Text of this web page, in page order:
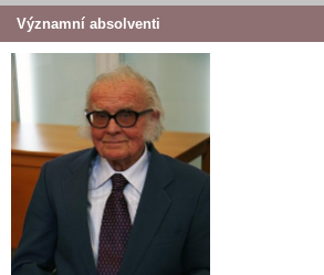
Významní absolventi